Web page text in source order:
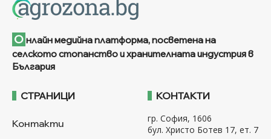
О нлайн медийна платформа, посветена на
селското стопанство и хранителната индустрия в
България
СТРАНИЦИ
Контакти
КОНТАКТИ
гр. София, 1606
бул. Христо Ботев 17, ет. 7